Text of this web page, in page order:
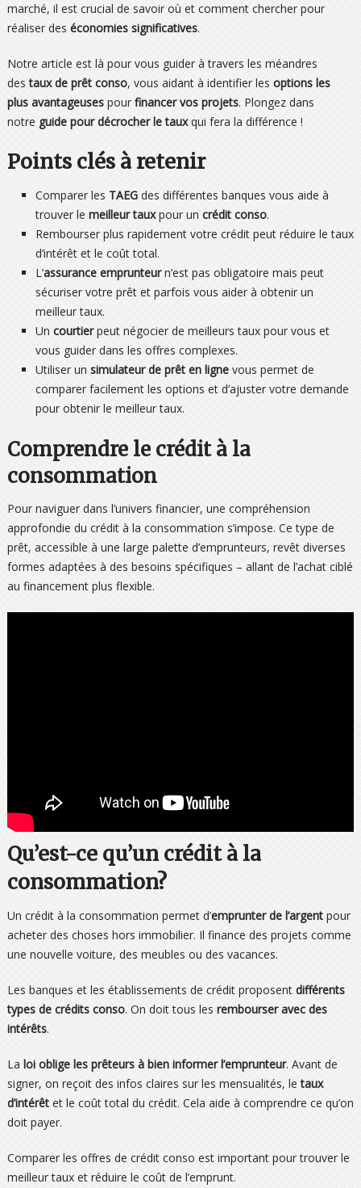
marché, il est crucial de savoir où et comment chercher pour
réaliser des économies significatives.
Notre article est là pour vous guider à travers les méandres
destaux de prêt conso, vous aidant à identifier les options les
plus avantageusespour financer vos projets. Plongez dans
notre guide pour décrocher le tauxqui fera la différence !
Points clés à retenir
Comparer les TAEGdes différentes banques vous aide à
trouver le meilleur tauxpour un crédit conso.
Rembourser plus rapidement votre crédit peut réduire le taux
d’intérêt et le coût total.
L’assurance emprunteurn’est pas obligatoire mais peut
sécuriser votre prêt et parfois vous aider à obtenir un
meilleur taux.
Un courtierpeut négocier de meilleurs taux pour vous et
vous guider dans les offres complexes.
Utiliser un simulateur de prêt en lignevous permet de
comparer facilement les options et d’ajuster votre demande
pour obtenir le meilleur taux.
Comprendre le crédit à la
consommation
Pour naviguer dans l’univers financier, une compréhension
approfondie du crédit à la consommation s’impose. Ce type de
prêt, accessible à une large palette d’emprunteurs, revêt diverses
formes adaptées à des besoins spécifiques – allant de l’achat ciblé
au financement plus flexible.
Qu’est-ce qu’un crédit à la
consommation?
Un crédit à la consommation permet d’emprunter de l’argentpour
acheter des choses hors immobilier. Il finance des projets comme
une nouvelle voiture, des meubles ou des vacances.
Les banques et les établissements de crédit proposent différents
types de crédits conso. On doit tous les rembourser avec des
intérêts.
La loi oblige les prêteurs à bien informer l’emprunteur. Avant de
signer, on reçoit des infos claires sur les mensualités, letaux
d’intérêtet le coût total du crédit. Cela aide à comprendre ce qu’on
doit payer.
Comparer les offres de crédit conso est important pour trouver le
meilleur taux et réduire le coût de l’emprunt.